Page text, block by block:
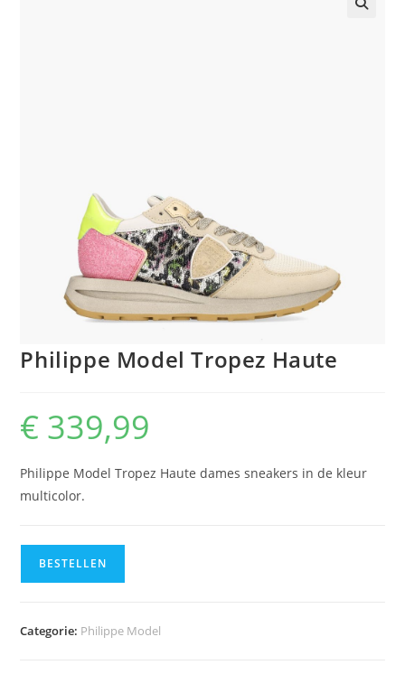
Philippe Model Tropez Haute
€ 339,99
Philippe Model Tropez Haute dames sneakers in de kleur
multicolor.
BESTELLEN
Categorie: Philippe Model